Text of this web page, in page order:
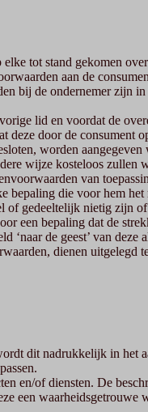
tot stand gekomen
aan de
bij de ondernemer zijn
lid en voordat de
door de consument
worden
wijze kosteloos zullen
van
bepaling die voor hem het
of gedeeltelijk nietig
een bepaling dat de
‘naar de geest’ van deze
dienen uitgelegd
dit nadrukkelijk in het
en/of diensten. De
een